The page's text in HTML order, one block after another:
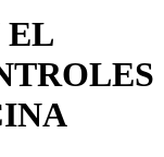
EL